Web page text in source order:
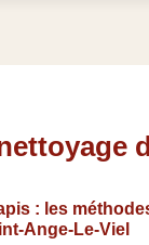
: les
Ange-Le-Viel